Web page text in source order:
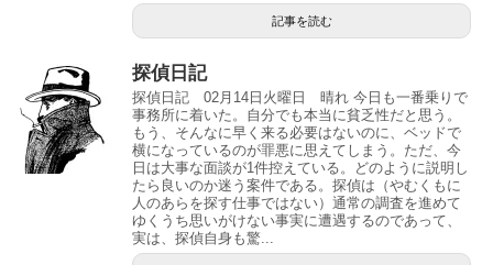
記事を読む
探偵日記
探偵日記 02月14日火曜日 晴れ 今日も一番乗りで
事務所に着いた。自分でも本当に貧乏性だと思う。
もう、そんなに早く来る必要はないのに、ベッドで
横になっているのが罪悪に思えてしまう。ただ、今
日は大事な面談が1件控えている。どのように説明し
たら良いのか迷う案件である。探偵は（やむくもに
人のあらを探す仕事ではない）通常の調査を進めて
ゆくうち思いがけない事実に遭遇するのであって、
実は、探偵自身も驚...